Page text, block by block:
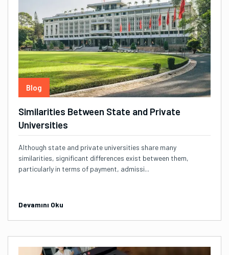
Blog
Similarities Between State and Private
Universities
Although state and private universities share many
similarities, significant differences exist between them,
particularly in terms of payment, admissi...
Devamını Oku